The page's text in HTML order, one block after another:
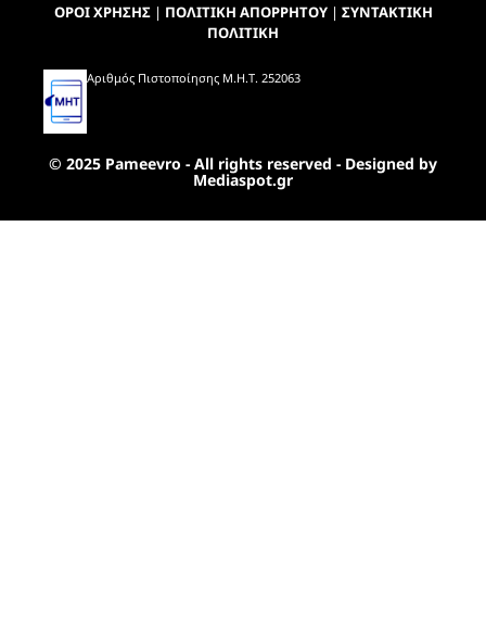
ΟΡΟΙ ΧΡΗΣΗΣ| ΠΟΛΙΤΙΚΗ ΑΠΟΡΡΗΤΟΥ| ΣΥΝΤΑΚΤΙΚΗ
ΠΟΛΙΤΙΚΗ
Αριθμός Πιστοποίησης Μ.Η.Τ. 252063
© 2025 Pameevro - All rights reserved - Designed by
Mediaspot.gr